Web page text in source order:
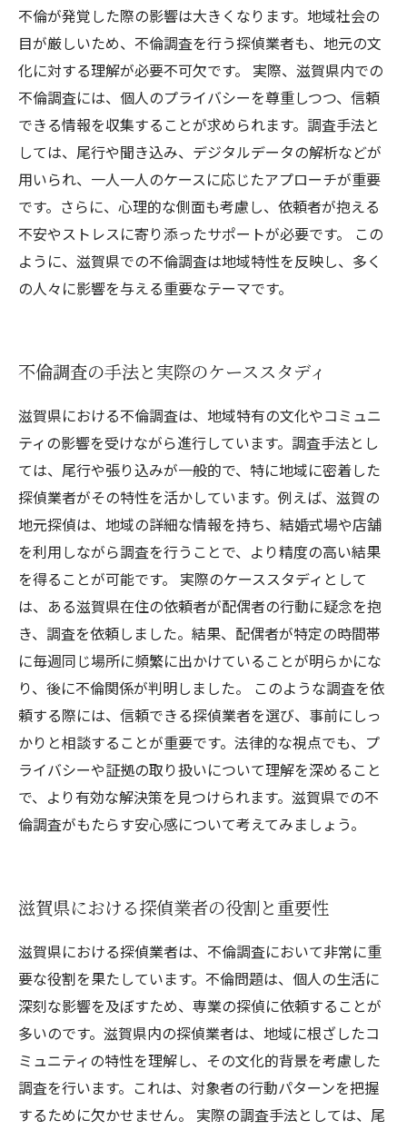
不倫が発覚した際の影響は大きくなります。地域社会の
目が厳しいため、不倫調査を行う探偵業者も、地元の文
化に対する理解が必要不可欠です。 実際、滋賀県内での
不倫調査には、個人のプライバシーを尊重しつつ、信頼
できる情報を収集することが求められます。調査手法と
しては、尾行や聞き込み、デジタルデータの解析などが
用いられ、一人一人のケースに応じたアプローチが重要
です。さらに、心理的な側面も考慮し、依頼者が抱える
不安やストレスに寄り添ったサポートが必要です。 この
ように、滋賀県での不倫調査は地域特性を反映し、多く
の人々に影響を与える重要なテーマです。
不倫調査の手法と実際のケーススタディ
滋賀県における不倫調査は、地域特有の文化やコミュニ
ティの影響を受けながら進行しています。調査手法とし
ては、尾行や張り込みが一般的で、特に地域に密着した
探偵業者がその特性を活かしています。例えば、滋賀の
地元探偵は、地域の詳細な情報を持ち、結婚式場や店舗
を利用しながら調査を行うことで、より精度の高い結果
を得ることが可能です。 実際のケーススタディとして
は、ある滋賀県在住の依頼者が配偶者の行動に疑念を抱
き、調査を依頼しました。結果、配偶者が特定の時間帯
に毎週同じ場所に頻繁に出かけていることが明らかにな
り、後に不倫関係が判明しました。 このような調査を依
頼する際には、信頼できる探偵業者を選び、事前にしっ
かりと相談することが重要です。法律的な視点でも、プ
ライバシーや証拠の取り扱いについて理解を深めること
で、より有効な解決策を見つけられます。滋賀県での不
倫調査がもたらす安心感について考えてみましょう。
滋賀県における探偵業者の役割と重要性
滋賀県における探偵業者は、不倫調査において非常に重
要な役割を果たしています。不倫問題は、個人の生活に
深刻な影響を及ぼすため、専業の探偵に依頼することが
多いのです。滋賀県内の探偵業者は、地域に根ざしたコ
ミュニティの特性を理解し、その文化的背景を考慮した
調査を行います。これは、対象者の行動パターンを把握
するために欠かせません。 実際の調査手法としては、尾